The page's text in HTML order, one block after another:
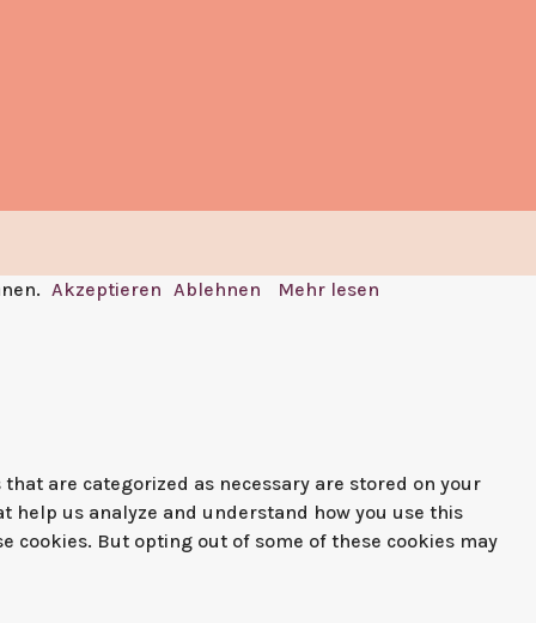
Akzeptieren Ablehnen
Mehr lesen
are categorized as necessary are stored on your
help us analyze and understand how you use this
cookies. But opting out of some of these cookies may